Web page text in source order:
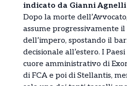
indicato da Gianni Agnelli
Dopo la morte
assume progressivamente
dell’impero, spostando il
decisionale all’estero. I
cuore amministrativo di
di FCA e poi di Stellantis,